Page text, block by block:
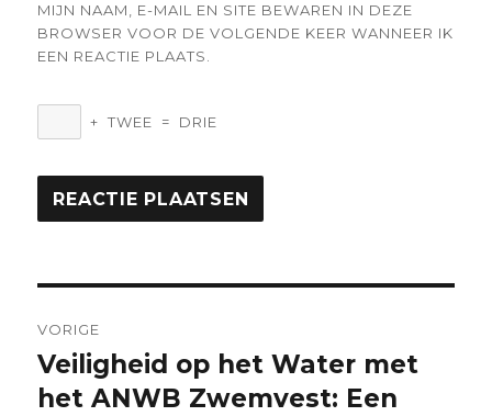
MIJN NAAM, E-MAIL EN SITE BEWAREN IN DEZE
BROWSER VOOR DE VOLGENDE KEER WANNEER IK
EEN REACTIE PLAATS.
+ TWEE = DRIE
VORIGE
Vorige
bericht:
Veiligheid op het Water met
het ANWB Zwemvest: Een